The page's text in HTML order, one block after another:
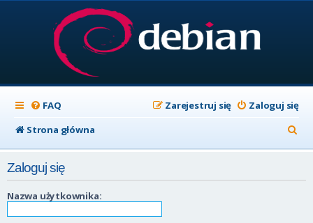
FAQ Zaloguj się
Zarejestruj się
Strona główna
z
Zaloguj się
Nazwa użytkownika: